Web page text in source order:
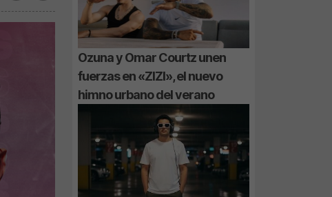
Ozuna y Omar Courtz unen
fuerzas en «ZIZI», el nuevo
himno urbano del verano